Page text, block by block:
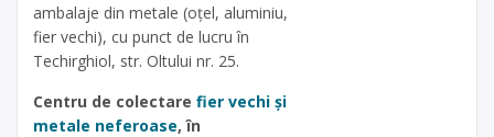
ambalaje din metale (oțel, aluminiu,
fier vechi), cu punct de lucru în
Techirghiol, str. Oltului nr. 25.
Centru de colectare fier vechi și
metale neferoase, în